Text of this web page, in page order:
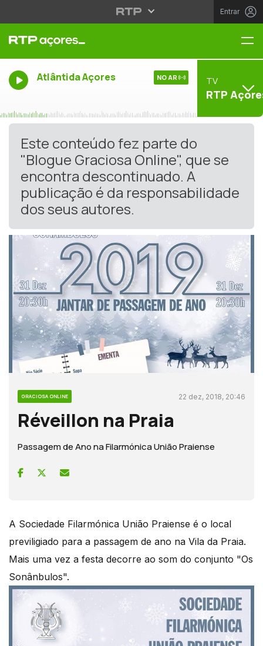
Entrar
Atlântida Açores NO AR TV
RTP
Este conteúdo fez parte do
"Blogue Graciosa Online", que se
encontra descontinuado. A
publicação é da responsabilidade
dos seus autores.
GRACIOSA ONLINE 22 dez, 2018, 20:46
Réveillon na Praia
Passagem de Ano na Filarmónica União Praiense
A Sociedade Filarmónica União Praiense é o local
previligiado para a passagem de ano na Vila da Praia.
Mais uma vez a festa decorre ao som do conjunto "Os
Sonânbulos".